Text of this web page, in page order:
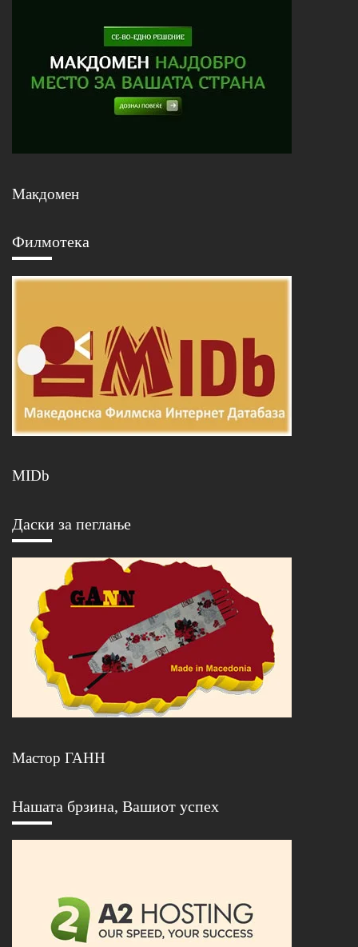
Макдомен
Филмотека
MIDb
Даски за пеглање
Мастор ГАНН
Нашата брзина, Вашиот успех